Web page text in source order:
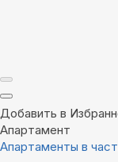
Добавить в
Апартамент
Апартаменты в